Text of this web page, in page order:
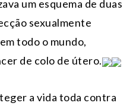
um esquema de duas
sexualmente
todo o mundo,
de colo de útero.
a vida toda contra